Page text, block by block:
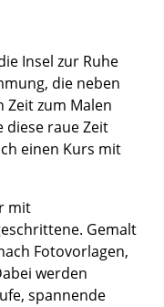
Insel zur Ruhe
die neben
Zeit zum Malen
diese raue Zeit
einen Kurs mit
mit
Gemalt
Fotovorlagen,
werden
spannende